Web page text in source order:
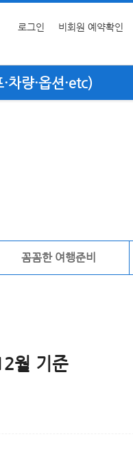
로그인 비회원 예약확인
차량·옵션·etc)
꼼꼼한 여행준비
월 기준